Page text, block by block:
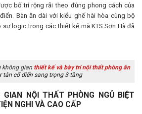
bố trí rộng rãi theo đúng phong cách của
Bàn ăn dài với kiểu ghế hài hòa cùng bộ
logic trong các thiết kế mà KTS Sơn Hà đã
không gian thiết kế và bày trí nội thất phòng ăn
tân cổ điển sang trọng 3 tầng
GIAN NỘI THẤT PHÒNG NGỦ BIỆT
NGHI VÀ CAO CẤP